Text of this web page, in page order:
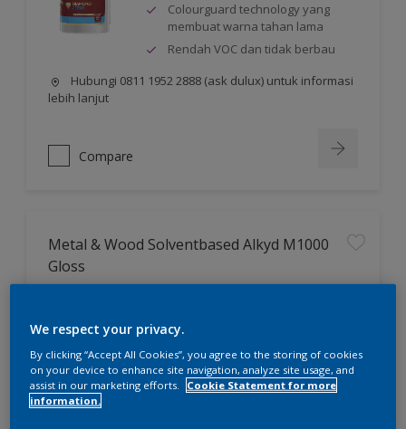
Colourguard technology yang
membuat warna tahan lama
Rendah VOC dan tidak berbau
Hubungi 0811 1952 2888 (ask dulux) untuk informasi
lebih lanjut
Compare
Metal & Wood Solventbased Alkyd M1000
Gloss
untuk permukaan besi dan kayu.
Proteksi yang sangat baik
Daya sebar yang halus
We respect your privacy.
By clicking “Accept All Cookies”, you agree to the storing of cookies
on your device to enhance site navigation, analyze site usage, and
assist in our marketing efforts.
Cookie Statement for more
information.